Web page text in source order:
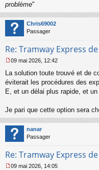
problème"
Chris69002
Passager
Re: Tramway Express
e
s
a
e
n
o
n
l
09 mai 2026, 12:42
La solution toute trouvé et de
éviterait les procédures des
E, et un délai plus rapide, et
Je pari que cette option sera
nanar
Passager
Re: Tramway Express
09 mai 2026, 14:05